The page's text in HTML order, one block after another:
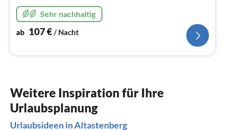
Winterberg - Langewiese direkt am Rothaarsteig
gelegen.Sehr nachhaltig
ab 107€/ Nacht
Weitere Inspiration für Ihre
Urlaubsplanung
Urlaubsideen in Altastenberg